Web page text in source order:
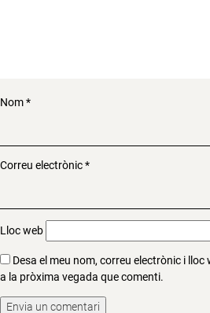
Nom*
Correu electrònic*
Lloc web
Desa el meu nom, correu electrònic i
a la pròxima vegada que comenti.